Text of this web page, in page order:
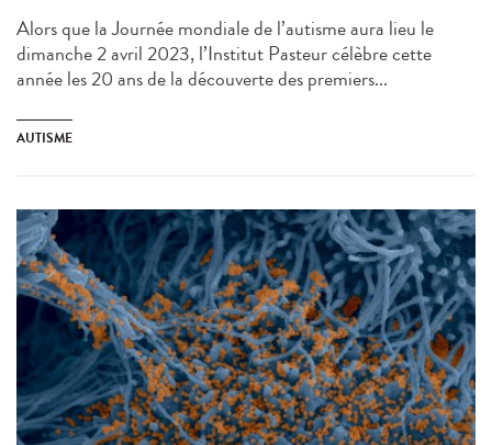
Alors que la Journée mondiale de l’autisme aura lieu le
dimanche 2 avril 2023, l’Institut Pasteur célèbre cette
année les 20 ans de la découverte des premiers...
AUTISME